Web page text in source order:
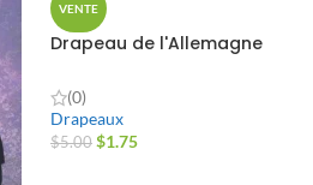
VENTE
Drapeau de l'Allemagne
(0)
Drapeaux
$5.00 $1.75